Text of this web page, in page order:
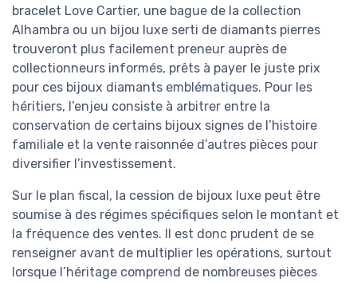
bracelet Love Cartier, une bague de la collection
Alhambra ou un bijou luxe serti de diamants pierres
trouveront plus facilement preneur auprès de
collectionneurs informés, prêts à payer le juste prix
pour ces bijoux diamants emblématiques. Pour les
héritiers, l’enjeu consiste à arbitrer entre la
conservation de certains bijoux signes de l’histoire
familiale et la vente raisonnée d’autres pièces pour
diversifier l’investissement.
Sur le plan fiscal, la cession de bijoux luxe peut être
soumise à des régimes spécifiques selon le montant et
la fréquence des ventes. Il est donc prudent de se
renseigner avant de multiplier les opérations, surtout
lorsque l’héritage comprend de nombreuses pièces